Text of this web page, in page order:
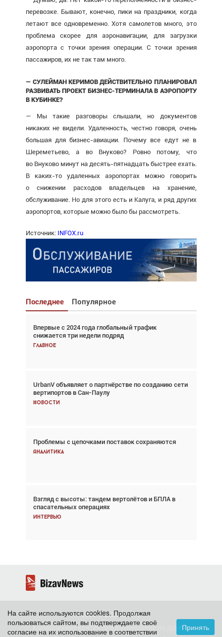
перевозке. Бывают, конечно, пики на праздники, когда
летают все одновременно. Хотя самолетов много, это
проблема скорее для аэронавигации, для загрузки
аэропорта с точки зрения операции. С точки зрения
пассажиров, их не так там много.
— СУЛЕЙМАН КЕРИМОВ ДЕЙСТВИТЕЛЬНО ПЛАНИРОВАЛ
РАЗВИВАТЬ ПРОЕКТ БИЗНЕС-ТЕРМИНАЛА В АЭРОПОРТУ
В КУБИНКЕ?
— Мы такие разговоры слышали, но документов
никаких не видели. Удаленность, честно говоря, очень
большая для бизнес-авиации. Почему все едут не в
Шереметьево, а во Внуково? Ровно потому, что
во Внуково минут на десять-пятнадцать быстрее ехать.
В каких-то удаленных аэропортах можно говорить
о снижении расходов владельцев на хранение,
обслуживание. Но для этого есть и Калуга, и ряд других
аэропортов, которые можно было бы рассмотреть.
Источник: INFOX.ru
Последнее Популярное
Впервые с 2024 года глобальный трафик
снижается три недели подряд
Главное
UrbanV объявляет о партнёрстве по созданию сети
вертипортов в Сан-Паулу
Новости
Проблемы с цепочками поставок сохраняются
Аналитика
Взгляд с высоты: тандем вертолётов и БПЛА в
спасательных операциях
Интервью
Взгляд с высоты: тандем вертолётов и БПЛА в
спасательных операциях
Главное
Авиационный фотограф Дэйв Кох: «Фотография
говорит сама за себя... а ИИ всё портит»
Новости
Впервые с 2024 года глобальный трафик
снижается три недели подряд
Частный самолёт – это актив. Подходите к
покупке соответствующим образом
Интервью
2026 ©BizavNews
Копирование контента и размещение на других
На сайте используются cookies. Продолжая
пользоваться сайтом, вы подтверждаете своё
согласие на их использование в соответствии
Принять